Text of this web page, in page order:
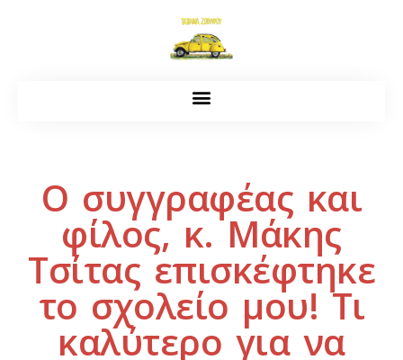
Ο συγγραφέας και
φίλος, κ. Μάκης
Τσίτας επισκέφτηκε
το σχολείο μου! Τι
καλύτερο για να